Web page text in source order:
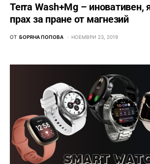
Terra Wash+Mg – иновативен,
прах за пране от магнезий
ОТ БОРЯНА ПОПОВА НОЕМВРИ 23, 2019